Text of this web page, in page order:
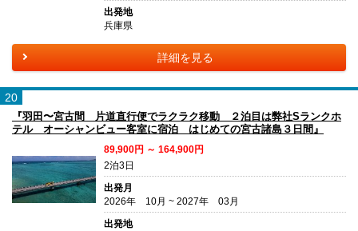
出発地
兵庫県
詳細を見る
20
『羽田〜宮古間 片道直行便でラクラク移動 ２泊目は弊社Sランクホ
テル オーシャンビュー客室に宿泊 はじめての宮古諸島３日間』
89,900円 ～ 164,900円
2泊3日
出発月
2026年 10月 ~ 2027年 03月
出発地